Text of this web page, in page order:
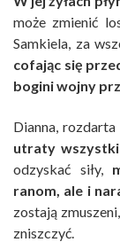
może zmienić
Samkiela, za
cofając się
bogini wojny
Dianna,
utraty
odzyskać siły,
ranom, ale i
zostają
zniszczyć.